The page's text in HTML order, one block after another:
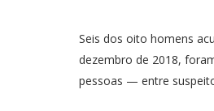
Seis dos oito homens
dezembro de 2018,
pessoas — entre